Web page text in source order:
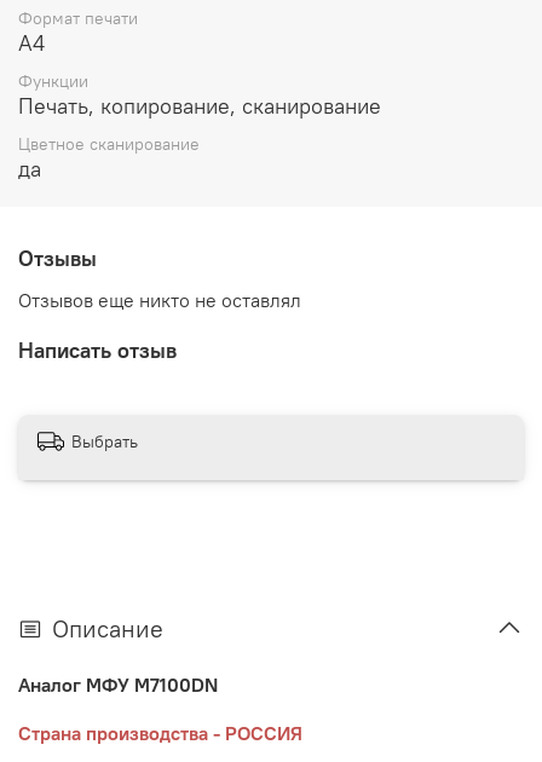
Формат печати
А4
Функции
Печать, копирование, сканирование
Цветное сканирование
да
Отзывы
Отзывов еще никто не оставлял
Написать отзыв
Выбрать
Описание
Аналог МФУ M7100DN
Cтрана производства - РОССИЯ